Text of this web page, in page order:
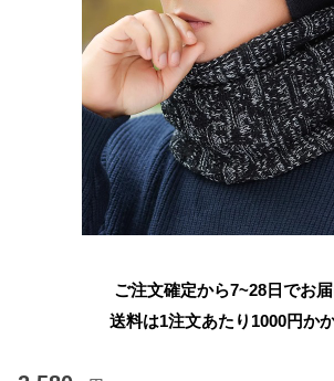
ご注文確定から7~28日でお
送料は1注文あたり 1000円か